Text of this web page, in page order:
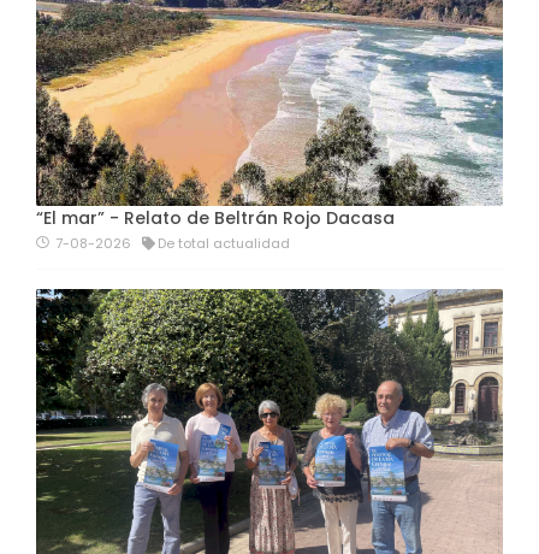
“El mar” - Relato de Beltrán Rojo Dacasa
7-08-2026 De total actualidad